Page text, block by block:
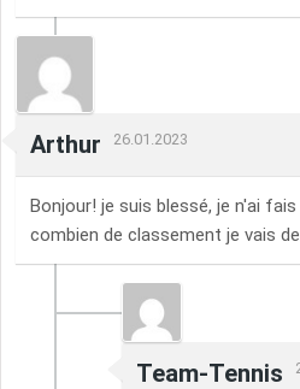
Arthur 26.01.2023
Bonjour! je suis blessé, je n'ai
combien de classement je vais
Team-Tennis